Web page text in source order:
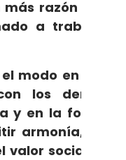
razón que
a trabajar
modo en que
los demás
y en la forma
armonía, allí
valor social de